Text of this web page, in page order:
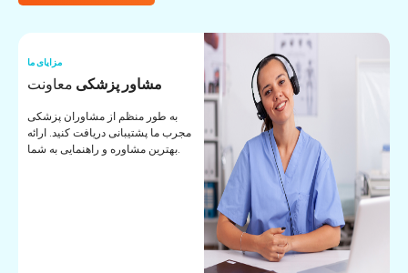
مزایای ما
مشاور پزشکی معاونت
به طور منظم از مشاوران پزشکی
مجرب ما پشتیبانی دریافت کنید. ارائه
بهترین مشاوره و راهنمایی به شما.